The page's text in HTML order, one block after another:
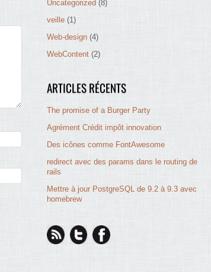
Uncategorized (8)
veille (1)
Web-design (4)
WebContent (2)
ARTICLES RÉCENTS
The promise of a Burger Party
Agrément Crédit impôt innovation
Des icônes comme FontAwesome
redirect avec des params dans le routing de
rails
Mettre à jour PostgreSQL de 9.2 à 9.3 avec
homebrew